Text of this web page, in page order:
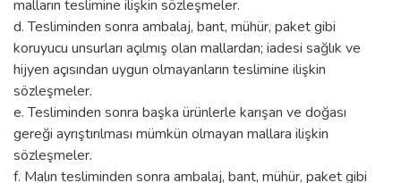
malların teslimine ilişkin sözleşmeler.
d. Tesliminden sonra ambalaj, bant, mühür, paket gibi
koruyucu unsurları açılmış olan mallardan; iadesi sağlık ve
hijyen açısından uygun olmayanların teslimine ilişkin
sözleşmeler.
e. Tesliminden sonra başka ürünlerle karışan ve doğası
gereği ayrıştırılması mümkün olmayan mallara ilişkin
sözleşmeler.
f. Malın tesliminden sonra ambalaj, bant, mühür, paket gibi